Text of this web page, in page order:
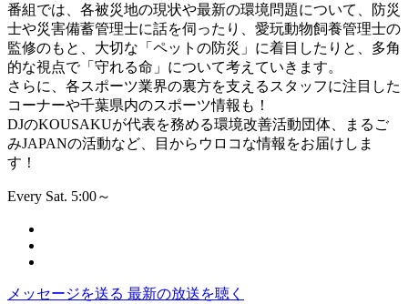
番組では、各被災地の現状や最新の環境問題について、防災
士や災害備蓄管理士に話を伺ったり、愛玩動物飼養管理士の
監修のもと、大切な「ペットの防災」に着目したりと、多角
的な視点で「守れる命」について考えていきます。
さらに、各スポーツ業界の裏方を支えるスタッフに注目した
コーナーや千葉県内のスポーツ情報も！
DJのKOUSAKUが代表を務める環境改善活動団体、まるご
みJAPANの活動など、目からウロコな情報をお届けしま
す！
Every Sat. 5:00～
メッセージを送る 最新の放送を聴く